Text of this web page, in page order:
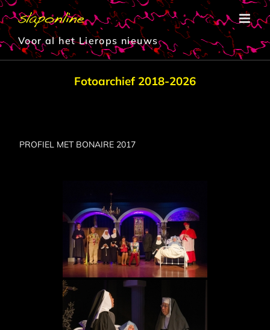
Ga
naar
inhoud
Voor al het Lierops nieuws
Fotoarchief 2018-2026
PROFIEL MET BONAIRE 2017